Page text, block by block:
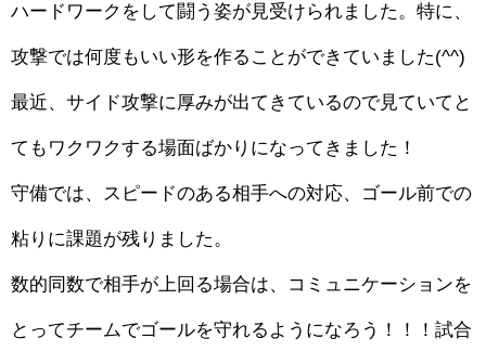
ハードワークをして闘う姿が見受けられました。特に、
攻撃では何度もいい形を作ることができていました(^^)
最近、サイド攻撃に厚みが出てきているので見ていてと
てもワクワクする場面ばかりになってきました！
守備では、スピードのある相手への対応、ゴール前での
粘りに課題が残りました。
数的同数で相手が上回る場合は、コミュニケーションを
とってチームでゴールを守れるようになろう！！！試合